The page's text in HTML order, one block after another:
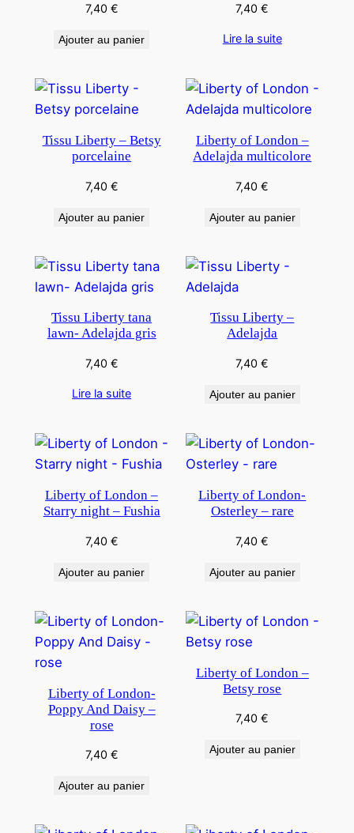
7,40 €
Ajouter au panier
7,40€
Lire la suite
Tissu Liberty – Betsy
porcelaine
7,40 €
Ajouter au panier
Liberty of London –
Adelajda multicolore
7,40€
Ajouter au panier
Tissu Liberty tana
lawn- Adelajda gris
7,40 €
Lire la suite
Tissu Liberty –
Adelajda
7,40€
Ajouter au panier
Liberty of London –
Starry night – Fushia
7,40 €
Ajouter au panier
Liberty of London-
Osterley – rare
7,40€
Ajouter au panier
Liberty of London-
Poppy And Daisy –
rose
7,40 €
Ajouter au panier
Liberty of London –
Betsy rose
7,40€
Ajouter au panier